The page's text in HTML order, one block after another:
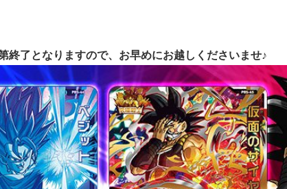
終了となりますので、お早めにお越しくださいませ♪